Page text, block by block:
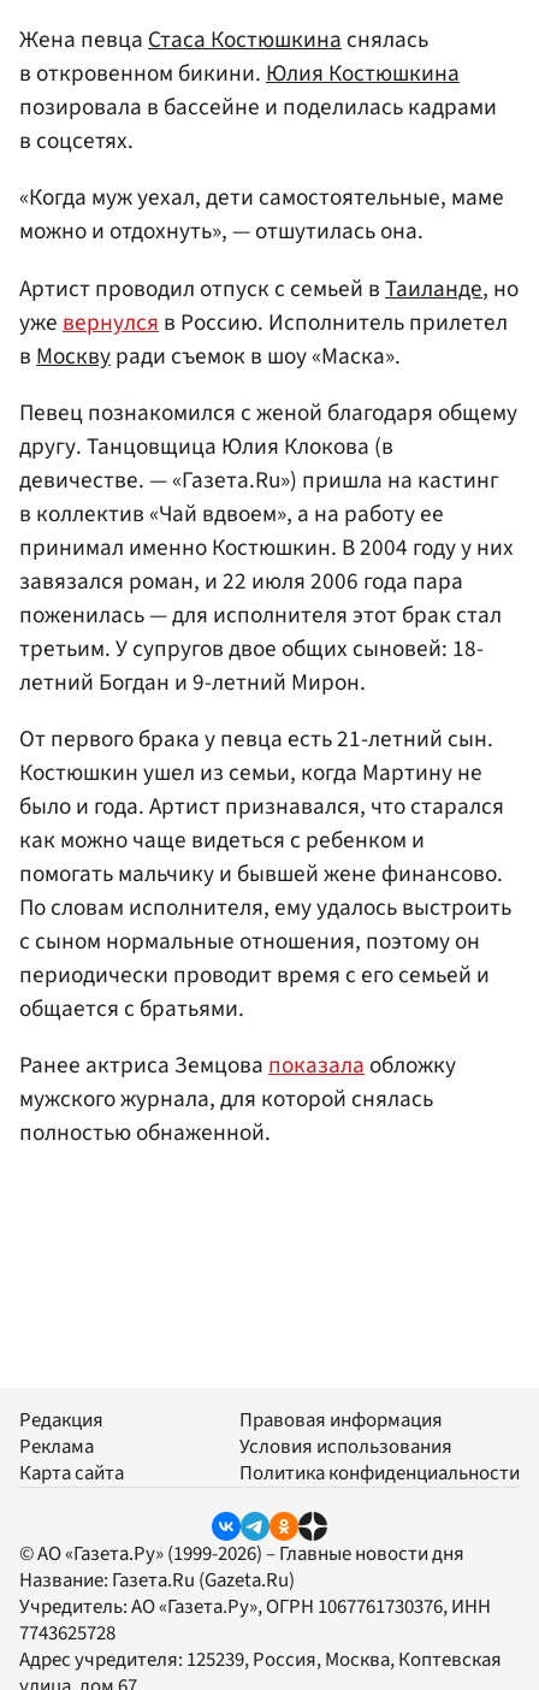
Жена певцаСтаса Костюшкинаснялась
в откровенном бикини.Юлия Костюшкина
позировала в бассейне и поделилась кадрами
в соцсетях.
«Когда муж уехал, дети самостоятельные, маме
можно и отдохнуть», — отшутилась она.
Артист проводил отпуск с семьей вТаиланде, но
уже вернулся в Россию. Исполнитель прилетел
в Москвуради съемок в шоу «Маска».
Певец познакомился с женой благодаря общему
другу. Танцовщица Юлия Клокова (в
девичестве. — «Газета.Ru») пришла на кастинг
в коллектив «Чай вдвоем», а на работу ее
принимал именно Костюшкин. В 2004 году у них
завязался роман, и 22 июля 2006 года пара
поженилась — для исполнителя этот брак стал
третьим. У супругов двое общих сыновей: 18-
летний Богдан и 9-летний Мирон.
От первого брака у певца есть 21-летний сын.
Костюшкин ушел из семьи, когда Мартину не
было и года. Артист признавался, что старался
как можно чаще видеться с ребенком и
помогать мальчику и бывшей жене финансово.
По словам исполнителя, ему удалось выстроить
с сыном нормальные отношения, поэтому он
периодически проводит время с его семьей и
общается с братьями.
Ранее актриса Земцовапоказалаобложку
мужского журнала, для которой снялась
полностью обнаженной.
Редакция
Реклама
Карта сайта
Правовая информация
Условия использования
Политика конфиденциальности
© АО «Газета.Ру» (1999-2026) – Главные новости дня
Название: Газета.Ru (Gazeta.Ru)
Учредитель:АО «Газета.Ру», ОГРН 1067761730376, ИНН
7743625728
Адрес учредителя: 125239, Россия, Москва, Коптевская